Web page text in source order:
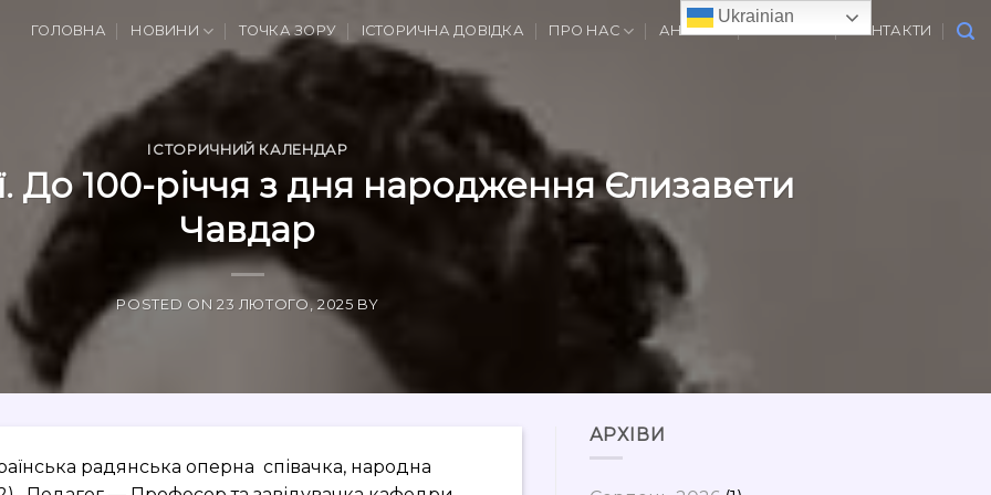
ГОЛОВНА НОВИНИ ТОЧКА ЗОРУ ІСТОРИЧНА ДОВІДКА ПРО НАС АНОНСИ ВАКАНСІЇ КОНТАКТИ
ІСТОРИЧНИЙ КАЛЕНДАР
До 100-річчя з дня народження Єлизавети
Чавдар
POSTED ON 23 ЛЮТОГО, 2025 BY
радянська оперна співачка, народна
АРХІВИ
Ukrainian